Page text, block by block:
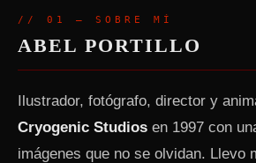
// 01 — SOBRE MÍ
ABEL PORTILLO
Ilustrador, fotógrafo, director y
Cryogenic Studios en 1997 con
imágenes que no se olvidan. Llevo